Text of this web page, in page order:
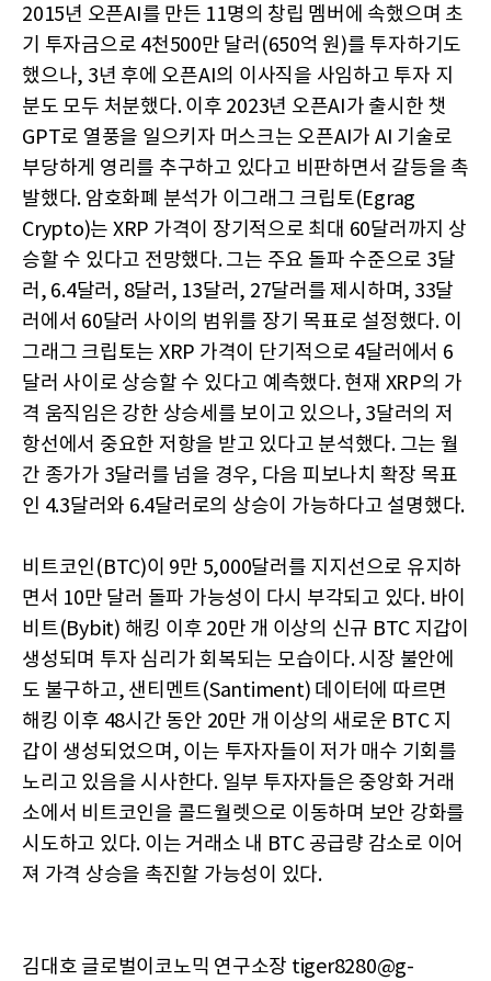
2015년 오픈AI를 만든 11명의 창립 멤버에 속했으며 초
기 투자금으로 4천500만 달러(650억 원)를 투자하기도
했으나, 3년 후에 오픈AI의 이사직을 사임하고 투자 지
분도 모두 처분했다. 이후 2023년 오픈AI가 출시한 챗
GPT로 열풍을 일으키자 머스크는 오픈AI가 AI 기술로
부당하게 영리를 추구하고 있다고 비판하면서 갈등을 촉
발했다. 암호화폐 분석가 이그래그 크립토(Egrag
Crypto)는 XRP 가격이 장기적으로 최대 60달러까지 상
승할 수 있다고 전망했다. 그는 주요 돌파 수준으로 3달
러, 6.4달러, 8달러, 13달러, 27달러를 제시하며, 33달
러에서 60달러 사이의 범위를 장기 목표로 설정했다. 이
그래그 크립토는 XRP 가격이 단기적으로 4달러에서 6
달러 사이로 상승할 수 있다고 예측했다. 현재 XRP의 가
격 움직임은 강한 상승세를 보이고 있으나, 3달러의 저
항선에서 중요한 저항을 받고 있다고 분석했다. 그는 월
간 종가가 3달러를 넘을 경우, 다음 피보나치 확장 목표
인 4.3달러와 6.4달러로의 상승이 가능하다고 설명했다.
비트코인(BTC)이 9만 5,000달러를 지지선으로 유지하
면서 10만 달러 돌파 가능성이 다시 부각되고 있다. 바이
비트(Bybit) 해킹 이후 20만 개 이상의 신규 BTC 지갑이
생성되며 투자 심리가 회복되는 모습이다. 시장 불안에
도 불구하고, 샌티멘트(Santiment) 데이터에 따르면
해킹 이후 48시간 동안 20만 개 이상의 새로운 BTC 지
갑이 생성되었으며, 이는 투자자들이 저가 매수 기회를
노리고 있음을 시사한다. 일부 투자자들은 중앙화 거래
소에서 비트코인을 콜드월렛으로 이동하며 보안 강화를
시도하고 있다. 이는 거래소 내 BTC 공급량 감소로 이어
져 가격 상승을 촉진할 가능성이 있다.
김대호 글로벌이코노믹 연구소장 tiger8280@g-